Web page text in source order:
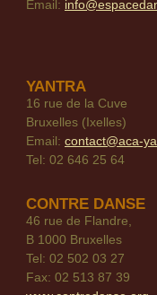
Email:
YANTRA
16 rue de la Cuve
Bruxelles (Ixelles)
Email: contact@aca-
Tel: 02 646 25 64
CONTRE DANSE
46 rue de Flandre,
B 1000 Bruxelles
Tel: 02 502 03 27
Fax: 02 513 87 39